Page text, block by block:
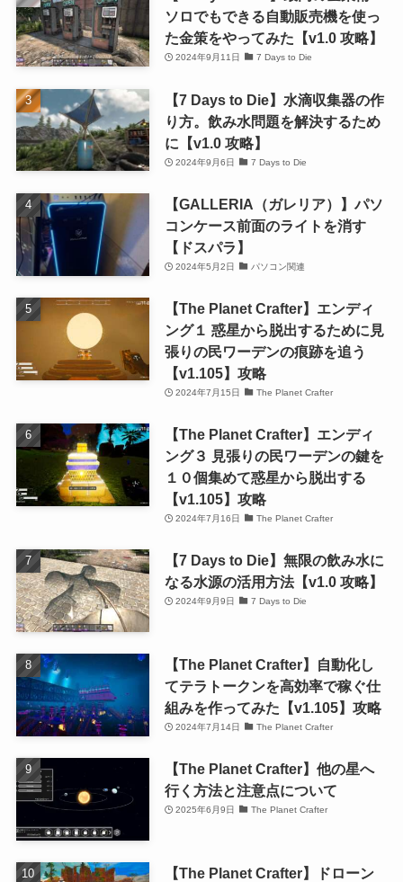
ソロでもできる自動販売機を使っ
た金策をやってみた【v1.0 攻略】
2024年9月11日 7 Days to Die
【7 Days to Die】水滴収集器の作
り方。飲み水問題を解決するため
に【v1.0 攻略】
2024年9月6日 7 Days to Die
【GALLERIA（ガレリア）】パソ
コンケース前面のライトを消す
【ドスパラ】
2024年5月2日 パソコン関連
【The Planet Crafter】エンディ
ング１ 惑星から脱出するために見
張りの民ワーデンの痕跡を追う
【v1.105】攻略
2024年7月15日 The Planet Crafter
【The Planet Crafter】エンディ
ング３ 見張りの民ワーデンの鍵を
１０個集めて惑星から脱出する
【v1.105】攻略
2024年7月16日 The Planet Crafter
【7 Days to Die】無限の飲み水に
なる水源の活用方法【v1.0 攻略】
2024年9月9日 7 Days to Die
【The Planet Crafter】自動化し
てテラトークンを高効率で稼ぐ仕
組みを作ってみた【v1.105】攻略
2024年7月14日 The Planet Crafter
【The Planet Crafter】他の星へ
行く方法と注意点について
2025年6月9日 The Planet Crafter
【The Planet Crafter】ドローン